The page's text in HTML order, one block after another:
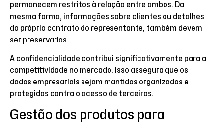
permanecem restritos à relação entre ambos. Da
mesma forma, informações sobre clientes ou detalhes
do próprio contrato do representante, também devem
ser preservados.
A confidencialidade contribui significativamente para a
competitividade no mercado. Isso assegura que os
dados empresariais sejam mantidos organizados e
protegidos contra o acesso de terceiros.
Gestão dos produtos para